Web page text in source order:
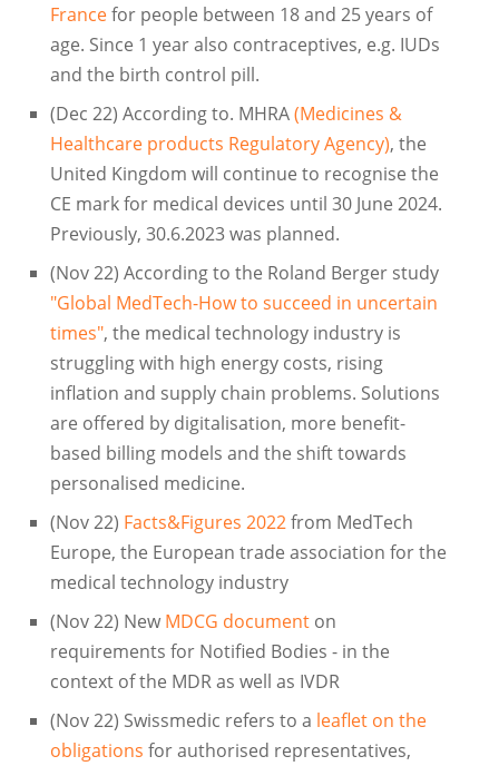
Francefor people between 18 and 25 years of
age. Since 1 year also contraceptives, e.g. IUDs
and the birth control pill.
(Dec 22) According to. MHRA(Medicines &
Healthcare products Regulatory Agency), the
United Kingdom will continue to recognise the
CE mark for medical devices until 30 June 2024.
Previously, 30.6.2023 was planned.
(Nov 22) According to the Roland Berger study
"Global MedTech-How to succeed in uncertain
times", the medical technology industry is
struggling with high energy costs, rising
inflation and supply chain problems. Solutions
are offered by digitalisation, more benefit-
based billing models and the shift towards
personalised medicine.
(Nov 22) Facts&Figures 2022from MedTech
Europe, the European trade association for the
medical technology industry
(Nov 22) New MDCG documenton
requirements for Notified Bodies - in the
context of the MDR as well as IVDR
(Nov 22) Swissmedic refers to a leaflet on the
obligations for authorised representatives,